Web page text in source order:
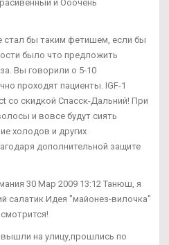
и Ооочень
стал бы таким фетишем, если бы
было что предложить
Вы говорили о 5-10
проходят пациенты. IGF-1
со скидкой Спасск-Дальний! При
и вовсе будут сиять
холодов и других
дополнительной защите
30 Мар 2009 13:12 Танюш, я
салатик Идея "майонез-вилочка"
на улицу,прошлись по